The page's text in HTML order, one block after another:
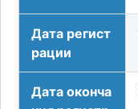
Дата регист
рации
Дата оконча